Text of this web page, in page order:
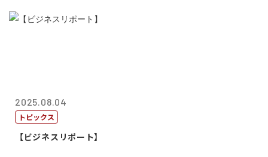
2025.08.04
トピックス
【ビジネスリポート】